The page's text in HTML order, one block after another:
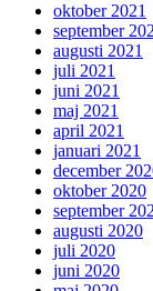
oktober 2021
september
augusti 2021
juli 2021
juni 2021
maj 2021
april 2021
januari 2021
december
oktober 2020
september
augusti 2020
juli 2020
juni 2020